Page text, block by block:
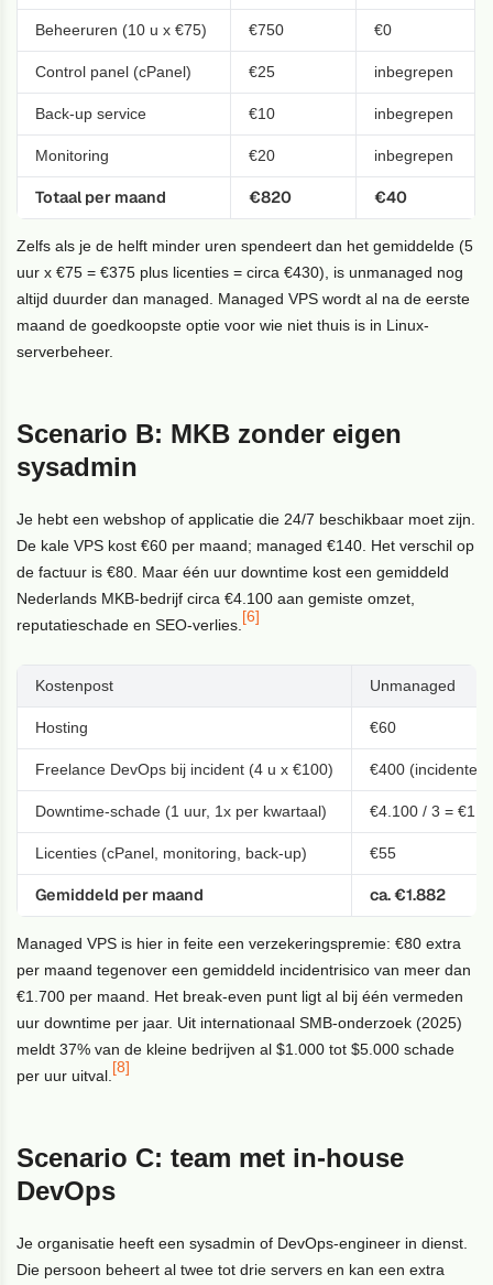
Beheeruren (10 u x €75) €750 €0
Control panel (cPanel) €25 inbegrepen
Back-up service €10 inbegrepen
Monitoring €20 inbegrepen
Totaal per maand €820 €40
Zelfs als je de helft minder uren spendeert dan het gemiddelde (5
uur x €75 = €375 plus licenties = circa €430), is unmanaged nog
altijd duurder dan managed. Managed VPS wordt al na de eerste
maand de goedkoopste optie voor wie niet thuis is in Linux-
serverbeheer.
Scenario B: MKB zonder eigen
sysadmin
Je hebt een webshop of applicatie die 24/7 beschikbaar moet zijn.
De kale VPS kost €60 per maand; managed €140. Het verschil op
de factuur is €80. Maar één uur downtime kost een gemiddeld
Nederlands MKB-bedrijf circa €4.100 aan gemiste omzet,
reputatieschade en SEO-verlies. [6]
Kostenpost Unmanaged
Hosting €60
Freelance DevOps bij incident (4 u x €100) €400
Downtime-schade (1 uur, 1x per kwartaal) €4.100 / 3 =
Licenties (cPanel, monitoring, back-up) €55
Gemiddeld per maand ca. €1.882
Managed VPS is hier in feite een verzekeringspremie: €80 extra
per maand tegenover een gemiddeld incidentrisico van meer dan
€1.700 per maand. Het break-even punt ligt al bij één vermeden
uur downtime per jaar. Uit internationaal SMB-onderzoek (2025)
meldt 37% van de kleine bedrijven al $1.000 tot $5.000 schade
per uur uitval. [8]
Scenario C: team met in-house
DevOps
Je organisatie heeft een sysadmin of DevOps-engineer in dienst.
Die persoon beheert al twee tot drie servers en kan een extra